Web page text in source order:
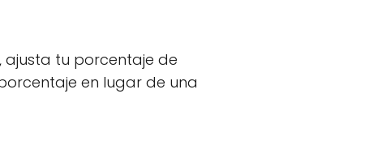
ajusta tu porcentaje de
en lugar de una